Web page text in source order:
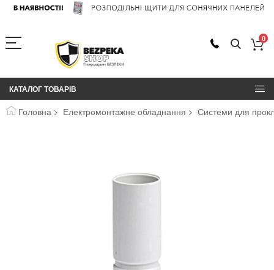
0
КАТАЛОГ ТОВАРІВ
Головна Електромонтажне обладнання Системи для